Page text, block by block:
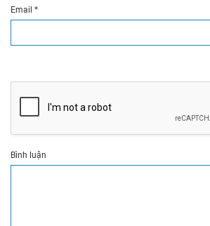
Email *
Bình luận